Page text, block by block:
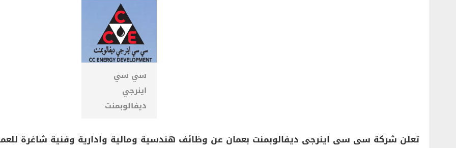
سي سي
اينرجي
ديفالوبمنت
تعلن شركة سى سى اينرجى ديفالوبمنت بعمان عن وظائف هندسية ومالية وادارية وفنية شاغرة